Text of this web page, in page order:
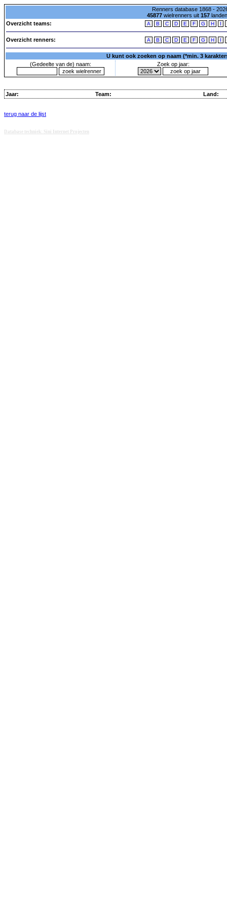
Renners database 1868 -
45877wielrenners uit 157
Overzicht teams:
A B C D E F G H I
Overzicht renners: A B C D E F G H I
U kunt ook zoeken op naam (*min. 3
(Gedeelte van de) naam:
Zoek op jaar:
Jaar: Team: Land:
terug naar de lijst
Database techniek: Sini Internet Projecten